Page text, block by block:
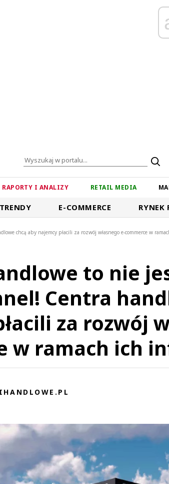
RAPORTY I ANALIZY RETAIL MEDIA
E-COMMERCE RYNEK
chcą aby najemcy płacili za rozwój własnego e-commerce w
to nie
Centra
za rozwój
w ramach ich